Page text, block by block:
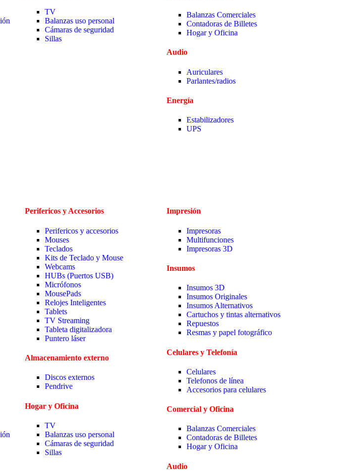
TV
Balanzas uso personal
Cámaras de seguridad
Sillas
Balanzas Comerciales
Contadoras de Billetes
Hogar y Oficina
Audio
Auriculares
Parlantes/radios
Energía
Estabilizadores
UPS
Perifericos y Accesorios
Perifericos y accesorios
Mouses
Teclados
Kits de Teclado y Mouse
Webcams
HUBs (Puertos USB)
Micrófonos
MousePads
Relojes Inteligentes
Tablets
TV Streaming
Tableta digitalizadora
Puntero láser
Almacenamiento externo
Discos externos
Pendrive
Hogar y Oficina
TV
Balanzas uso personal
Cámaras de seguridad
Sillas
Impresión
Impresoras
Multifunciones
Impresoras 3D
Insumos
Insumos 3D
Insumos Originales
Insumos Alternativos
Cartuchos y tintas alternativos
Repuestos
Resmas y papel fotográfico
Celulares y Telefonía
Celulares
Telefonos de línea
Accesorios para celulares
Comercial y Oficina
Balanzas Comerciales
Contadoras de Billetes
Hogar y Oficina
Audio